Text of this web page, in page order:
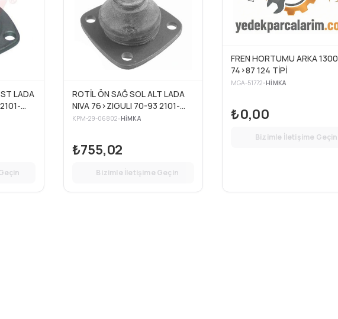
LADA
)
ROTİL ÖN SAĞ SOL ALT LADA
NIVA 76>ZIGULI 70-93 2101-
2102-2105 72-93 (2 Adet )
KPM-29-06802• HIMKA
₺755,02
Bizimle İletişime Geçin
FREN HORTUMU ARKA 1300
74>87 124 TİPİ
MGA-51772• HIMKA
₺0,00
Bizimle İletişime Geçin